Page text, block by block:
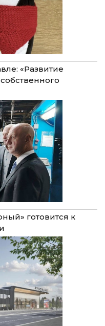
«Развитие
готовится к